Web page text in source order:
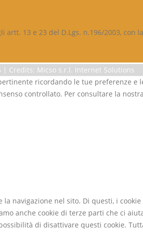
artt. 13 e 23 del D.Lgs. n.196/2003,
| Credits: Micso s.r.l. Internet Solutions
ricordando le tue preferenze e
controllato. Per consultare la
navigazione nel sito. Di questi, i
anche cookie di terze parti che ci
di disattivare questi cookie.